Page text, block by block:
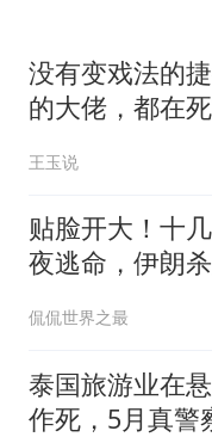
没有变戏法的
的大佬，都在
王玉说
贴脸开大！十
夜逃命，伊朗
侃侃世界之最
泰国旅游业在
作死，5月真警